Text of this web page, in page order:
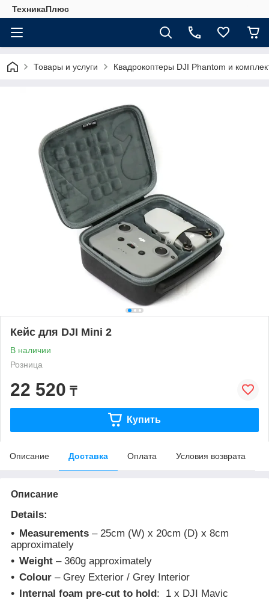
ТехникаПлюс
Товары и услуги Квадрокоптеры DJI Phantom и
Кейс для DJI Mini 2
В наличии
Розница
22 520 ₸
Купить
Описание Доставка Оплата Условия возврата
Описание
Details:
Measurements – 25cm (W) x 20cm (D) x 8cm
approximately
Weight – 360g approximately
Colour – Grey Exterior / Grey Interior
Internal foam pre-cut to hold: 1 x DJI Mavic